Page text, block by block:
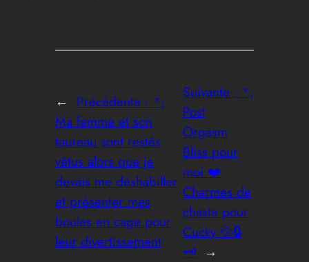
← Précédente : *;
Ma femme et son
taureau sont restés
vêtus alors que je
devais me déshabiller
et présenter mes
boules en cage pour
leur divertissement
Suivante : *;
Post
Orgasm
Bliss pour
moi ❤️
Charmes de
chaste pour
Cucky 💦🔒
🗝️ →